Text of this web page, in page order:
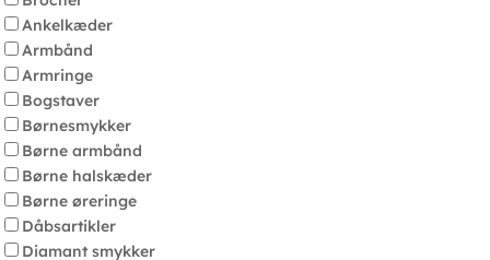
Ankelkæder
Armbånd
Armringe
Bogstaver
Børnesmykker
Børne armbånd
Børne halskæder
Børne øreringe
Dåbsartikler
Diamant smykker